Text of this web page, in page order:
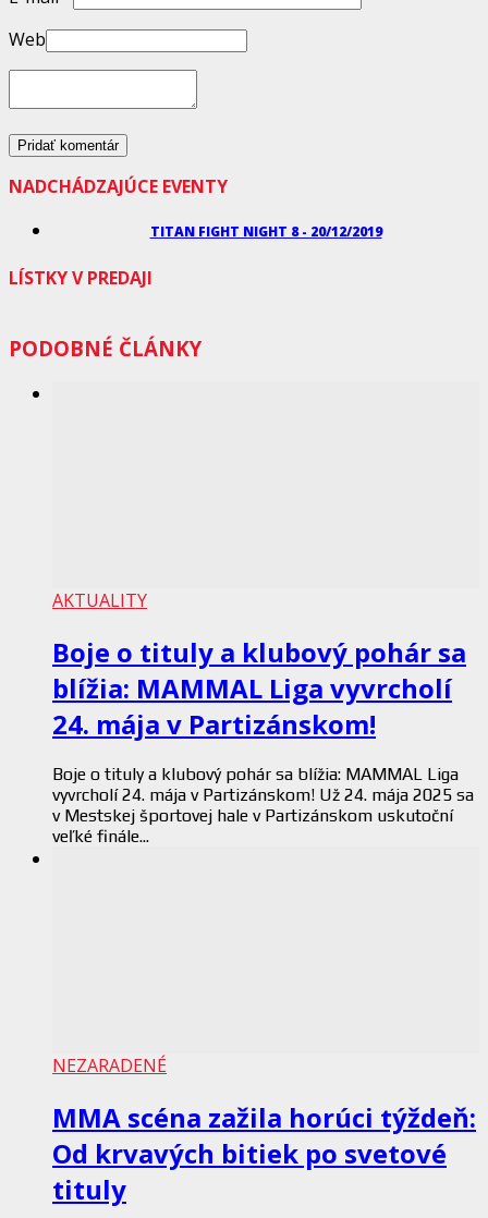
Web
NADCHÁDZAJÚCE EVENTY
TITAN FIGHT NIGHT 8 - 20/12/2019
LÍSTKY V PREDAJI
PODOBNÉ ČLÁNKY
AKTUALITY
Boje o tituly a klubový pohár sa
blížia: MAMMAL Liga vyvrcholí
24. mája v Partizánskom!
Boje o tituly a klubový pohár sa blížia: MAMMAL Liga
vyvrcholí 24. mája v Partizánskom! Už 24. mája 2025 sa
v Mestskej športovej hale v Partizánskom uskutoční
veľké finále...
NEZARADENÉ
MMA scéna zažila horúci týždeň:
Od krvavých bitiek po svetové
tituly